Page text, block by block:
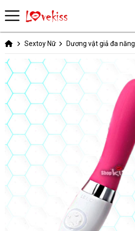
Sextoy Nữ Dương vật giả đa năng